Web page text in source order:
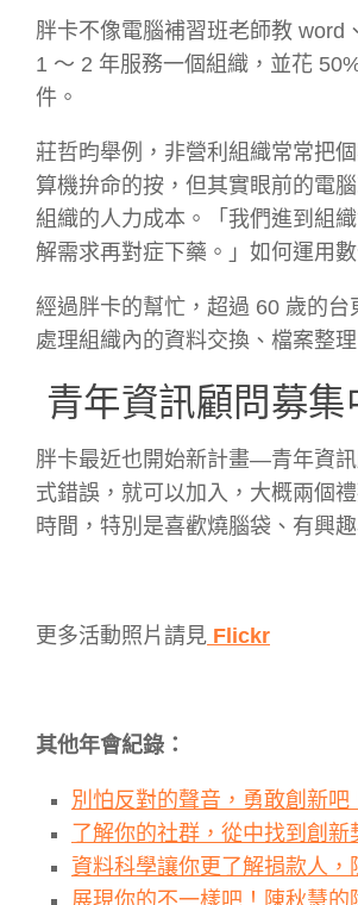
胖卡不像電腦補習班老師教 word
1 ～ 2 年服務一個組織，並花
件。
莊哲昀舉例，非營利組織常常把
算機拚命的按，但其實眼前的電
組織的人力成本。「我們進到組
解需求再對症下藥。」如何運用
經過胖卡的幫忙，超過 60 歲的
處理組織內的資料交換、檔案整
青年資訊顧問募集
胖卡最近也開始新計畫―青年資
式錯誤，就可以加入，大概兩個
時間，特別是喜歡燒腦袋、有興
更多活動照片請見 Flickr
其他年會紀錄：
別怕反對的聲音，勇敢創新
了解你的社群，從中找到創
資料科學讓你更了解捐款人，
展現你的不一樣吧！陳秋慧的